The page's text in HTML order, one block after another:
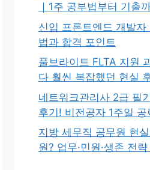
｜1주 공부법부터 기출
신입 프론트엔드 개발자
법과 합격 포인트
풀브라이트 FLTA 지원
다 훨씬 복잡했던 현실
네트워크관리사 2급 필
후기! 비전공자 1주일 공
지방 세무직 공무원 현
원? 업무·민원·생존 전